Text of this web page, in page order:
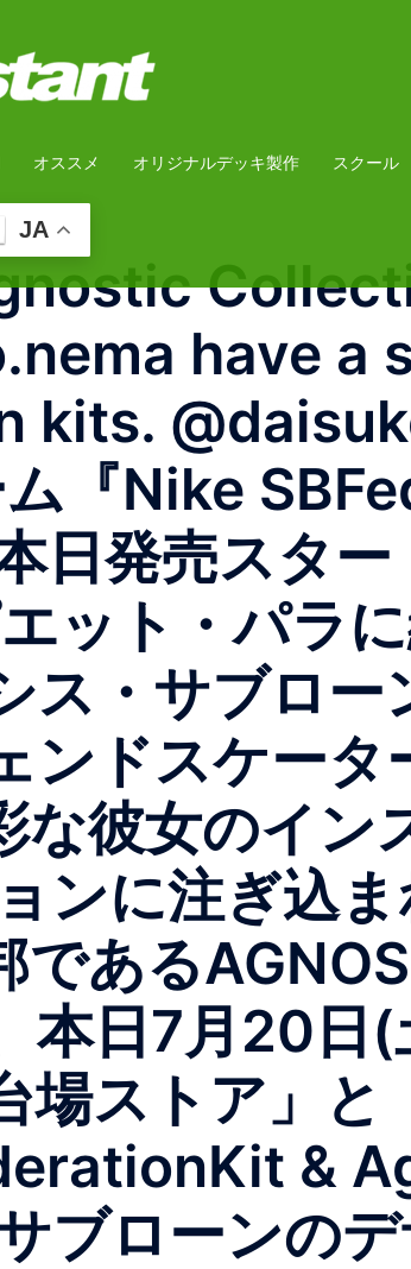
オススメ オリジナルデッキ製作 スクール
JA
have a
kits.
『Nike
発売スター
ット・パラ
ス・サブロー
ンドスケータ
な彼女のイン
ンに注ぎ込ま
ある
本日7月20日
場ストア」
&
ブローンの